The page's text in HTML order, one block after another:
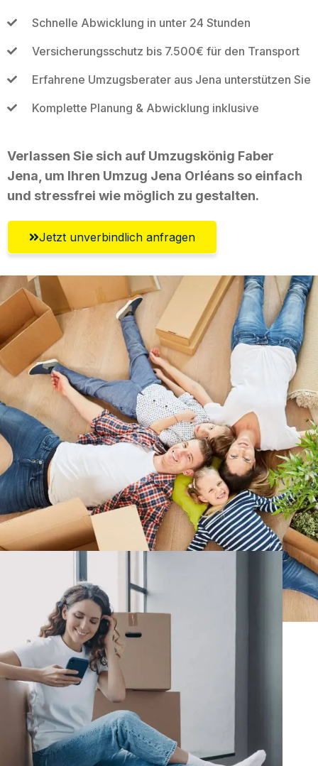
Schnelle Abwicklung in unter 24 Stunden
Versicherungsschutz bis 7.500€ für den Transport
Erfahrene Umzugsberater aus Jena unterstützen Sie
Komplette Planung & Abwicklung inklusive
Verlassen Sie sich auf Umzugskönig Faber
Jena, um Ihren Umzug Jena Orléans so einfach
und stressfrei wie möglich zu gestalten.
Jetzt unverbindlich anfragen